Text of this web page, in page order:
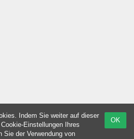
OK
Indem Sie weiter auf dieser
Einstellungen Ihres
Sie der Verwendung von